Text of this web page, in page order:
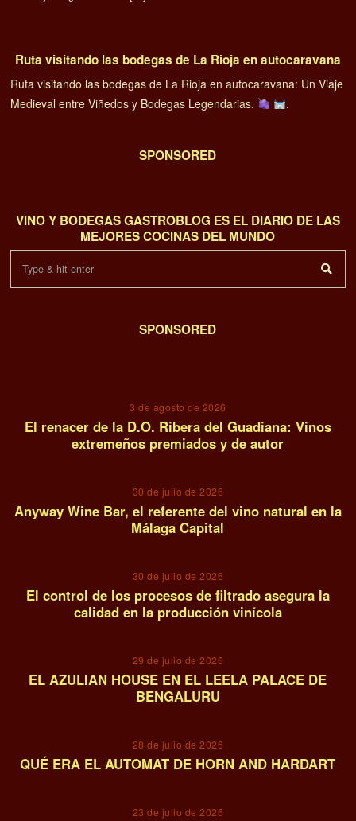
Ruta visitando las bodegas de La Rioja en autocaravana
Ruta visitando las bodegas de La Rioja en autocaravana: Un Viaje
Medieval entre Viñedos y Bodegas Legendarias.
.
SPONSORED
VINO Y BODEGAS GASTROBLOG ES EL DIARIO DE LAS
MEJORES COCINAS DEL MUNDO
SPONSORED
3 de agosto de 2026
El renacer de la D.O. Ribera del Guadiana: Vinos
extremeños premiados y de autor
30 de julio de 2026
Anyway Wine Bar, el referente del vino natural en la
Málaga Capital
30 de julio de 2026
El control de los procesos de filtrado asegura la
calidad en la producción vinícola
29 de julio de 2026
EL AZULIAN HOUSE EN EL LEELA PALACE DE
BENGALURU
28 de julio de 2026
QUÉ ERA EL AUTOMAT DE HORN AND HARDART
06
23 de julio de 2026